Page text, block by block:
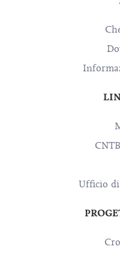
Ufficio di